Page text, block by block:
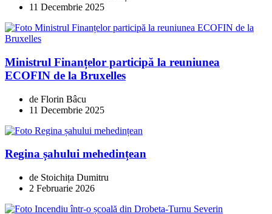
11 Decembrie 2025
Ministrul Finanțelor participă la reuniunea
ECOFIN de la Bruxelles
de Florin Bâcu
11 Decembrie 2025
Regina șahului mehedințean
de Stoichița Dumitru
2 Februarie 2026